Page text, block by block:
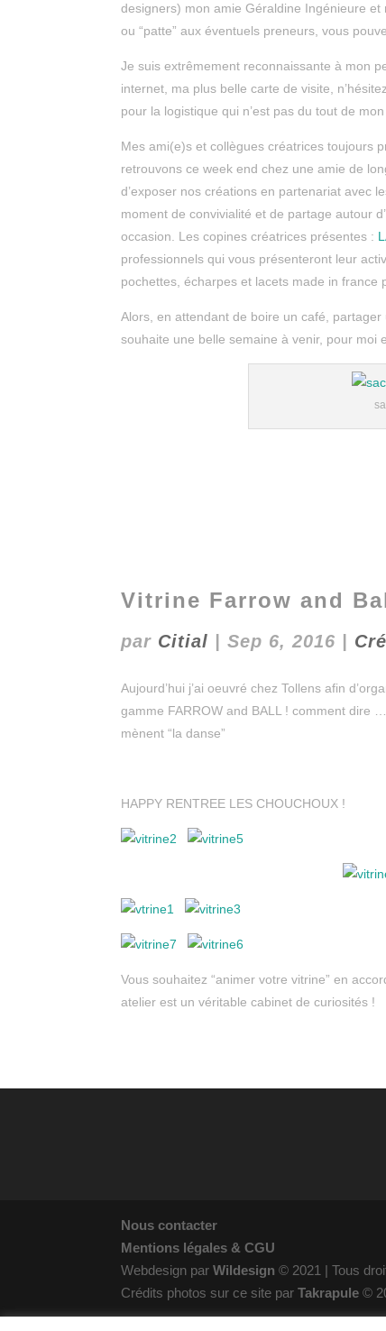
designers) mon amie Géraldine Ingénieure
ou “patte” aux éventuels preneurs, vous
Je suis extrêmement reconnaissante à mon
internet, ma plus belle carte de visite,
pour la logistique qui n’est pas du tout de mon
Mes ami(e)s et collègues créatrices toujours
retrouvons ce week end chez une amie de
d’exposer nos créations en partenariat avec
moment de convivialité et de partage autour
occasion. Les copines créatrices présentes :
professionnels qui vous présenteront leur
pochettes, écharpes et lacets made in france
Alors, en attendant de boire un café,
souhaite une belle semaine à venir, pour moi
Vitrine Farrow and
par Citial |Sep 6, 2016
Aujourd’hui j’ai oeuvré chez Tollens afin
gamme FARROW and BALL ! comment dire
mènent “la danse”
HAPPY RENTREE LES CHOUCHOUX !
Vous souhaitez “animer votre vitrine” en
atelier est un véritable cabinet de curiosités !
Nous contacter
Mentions légales & CGU
Webdesign parWildesign © 2021 | Tous
Crédits photos sur ce site parTakrapule©